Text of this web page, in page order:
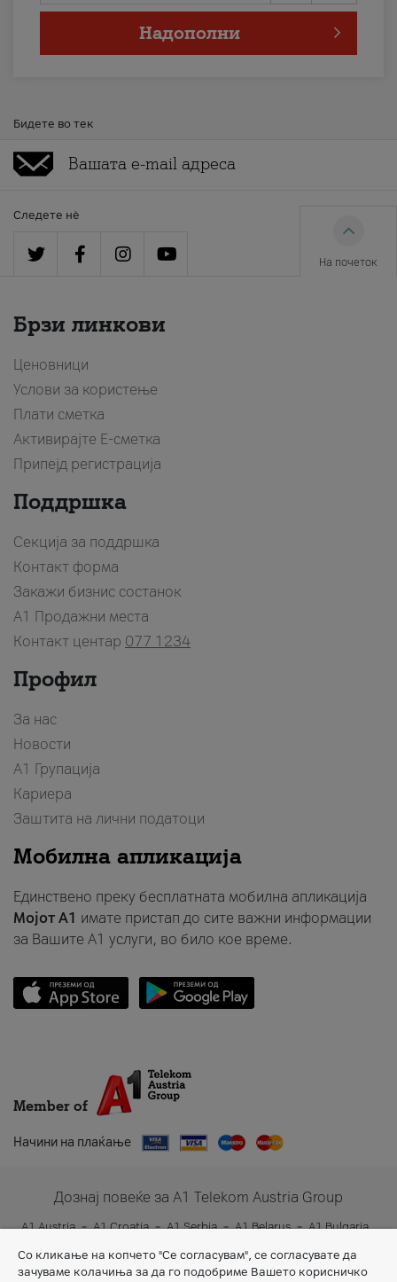
Надополни
Бидете во тек
Следете нè
На почеток
Брзи линкови
Ценовници
Услови за користење
Плати сметка
Активирајте Е-сметка
Припејд регистрација
Поддршка
Секција за поддршка
Контакт форма
Закажи бизнис состанок
A1 Продажни места
Контакт центар 077 1234
Профил
За нас
Новости
А1 Групација
Кариера
Заштита на лични податоци
Мобилна апликација
Единствено преку бесплатната мобилна апликација
Мојот A1 имате пристап до сите важни информации
за Вашите A1 услуги, во било кое време.
Member of
Начини на плаќање
Дознај повеќе за A1 Telekom Austria Group
A1 Austria A1 Croatia A1 Serbia A1 Belarus
A1 Bulgaria
A1 Slovenia
A1 Digital
Со кликање на копчето "Се согласувам", се согласувате да
зачуваме колачиња за да го подобриме Вашето корисничко